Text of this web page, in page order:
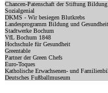
Chancen-Patenschaft der Stiftung Bildung
Sozialgenial
DKMS - Wir besiegen Blutkrebs
Landesprogramm Bildung und Gesundheit
Stadtwerke Bochum
VfL Bochum 1848
Hochschule für Gesundheit
Greentable
Partner der Green Chefs
Euro-Toques
Katholische Erwachsenen- und
Deutsches Fußballmuseum